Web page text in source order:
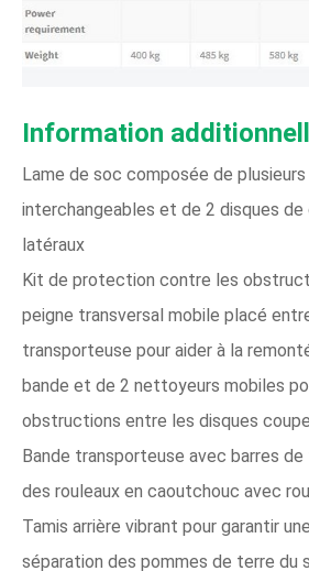
Information
Lame de soc composée de plusieurs
interchangeables et de 2 disques de
latéraux
Kit de protection contre les
peigne transversal mobile placé
transporteuse pour aider à la
bande et de 2 nettoyeurs mobiles
obstructions entre les disques
Bande transporteuse avec barres
des rouleaux en caoutchouc avec
Tamis arrière vibrant pour garantir
séparation des pommes de terre du